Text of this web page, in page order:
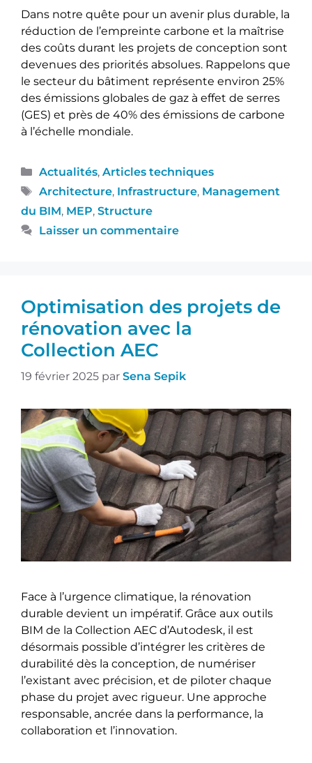
Dans notre quête pour un avenir plus durable, la
réduction de l’empreinte carbone et la maîtrise
des coûts durant les projets de conception sont
devenues des priorités absolues. Rappelons que
le secteur du bâtiment représente environ 25%
des émissions globales de gaz à effet de serres
(GES) et près de 40% des émissions de carbone
à l’échelle mondiale.
Actualités, Articles techniques
Architecture, Infrastructure, Management
du BIM, MEP, Structure
Laisser un commentaire
Optimisation des projets de
rénovation avec la
Collection AEC
19 février 2025 par Sena Sepik
Face à l’urgence climatique, la rénovation
durable devient un impératif. Grâce aux outils
BIM de la Collection AEC d’Autodesk, il est
désormais possible d’intégrer les critères de
durabilité dès la conception, de numériser
l’existant avec précision, et de piloter chaque
phase du projet avec rigueur. Une approche
responsable, ancrée dans la performance, la
collaboration et l’innovation.